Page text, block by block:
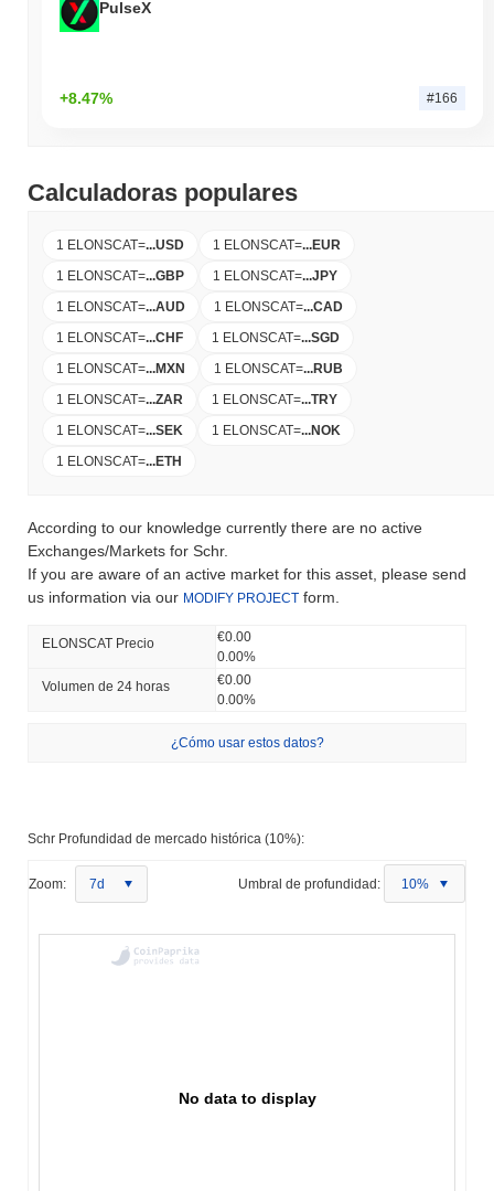
PulseX
+8.47% #166
Calculadoras populares
1 ELONSCAT=...USD 1 ELONSCAT=...EUR
1 ELONSCAT=...GBP 1 ELONSCAT=...JPY
1 ELONSCAT=...AUD 1 ELONSCAT=...CAD
1 ELONSCAT=...CHF 1 ELONSCAT=...SGD
1 ELONSCAT=...MXN 1 ELONSCAT=...RUB
1 ELONSCAT=...ZAR 1 ELONSCAT=...TRY
1 ELONSCAT=...SEK 1 ELONSCAT=...NOK
1 ELONSCAT=...ETH
According to our knowledge currently there are no active
Exchanges/Markets for Schr.
If you are aware of an active market for this asset, please send
us information via our MODIFY PROJECT form.
ELONSCAT Precio
€0.00
0.00%
Volumen de 24 horas
€0.00
0.00%
¿Cómo usar estos datos?
Schr Profundidad de mercado histórica (10%):
Zoom: 7d Umbral de profundidad: 10%
No data to display